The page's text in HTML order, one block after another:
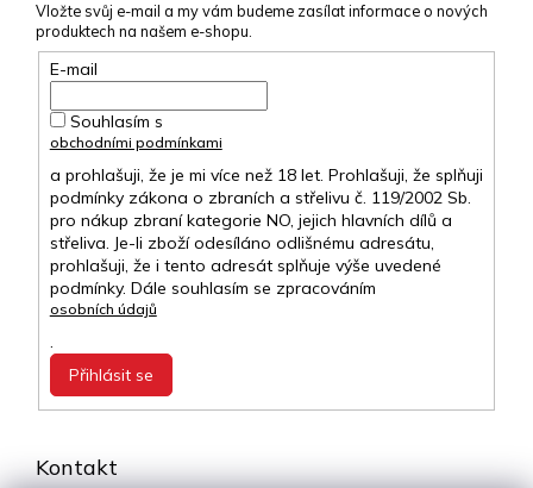
Vložte svůj e-mail a my vám budeme zasílat informace o nových
produktech na našem e-shopu.
E-mail
Souhlasím s
obchodními podmínkami
a prohlašuji, že je mi více než 18 let. Prohlašuji, že splňuji
podmínky zákona o zbraních a střelivu č. 119/2002 Sb.
pro nákup zbraní kategorie NO, jejich hlavních dílů a
střeliva. Je-li zboží odesíláno odlišnému adresátu,
prohlašuji, že i tento adresát splňuje výše uvedené
podmínky. Dále souhlasím se zpracováním
osobních údajů
.
Přihlásit se
Kontakt